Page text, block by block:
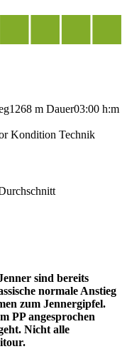
1268 m Dauer03:00 h:m
Kondition Technik
sind bereits
normale Anstieg
zum Jennergipfel.
PP angesprochen
Nicht alle